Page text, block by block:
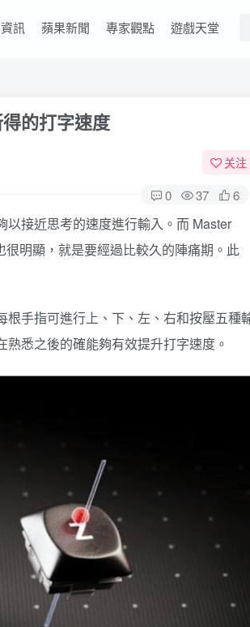
訊 蘋果新聞 專家觀點 遊戲天堂
的打字速度
关注
0 37 6
接近思考的速度進行輸入。而 Master
明顯，就是要經過比較久的陣痛期。此
手指可進行上、下、左、右和按壓五種
悉之後的確能夠有效提升打字速度。